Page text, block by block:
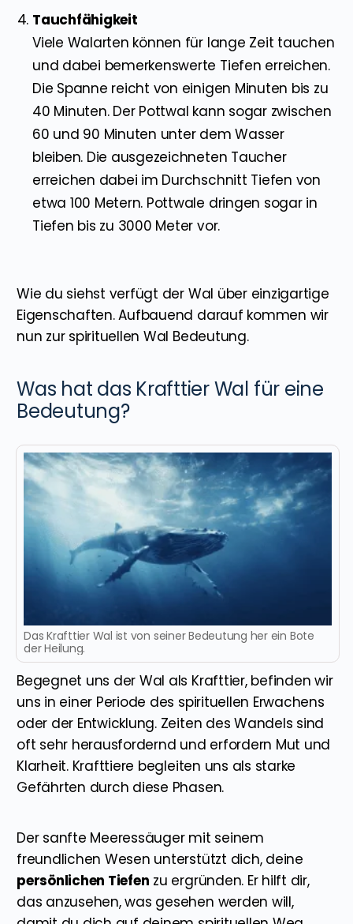
Tauchfähigkeit
Viele Walarten können für lange Zeit tauchen
und dabei bemerkenswerte Tiefen erreichen.
Die Spanne reicht von einigen Minuten bis zu
40 Minuten. Der Pottwal kann sogar zwischen
60 und 90 Minuten unter dem Wasser
bleiben. Die ausgezeichneten Taucher
erreichen dabei im Durchschnitt Tiefen von
etwa 100 Metern. Pottwale dringen sogar in
Tiefen bis zu 3000 Meter vor.
Wie du siehst verfügt der Wal über einzigartige
Eigenschaften. Aufbauend darauf kommen wir
nun zur spirituellen Wal Bedeutung.
Was hat das Krafttier Wal für eine
Bedeutung?
Das Krafttier Wal ist von seiner Bedeutung her ein Bote
der Heilung.
Begegnet uns der Wal als Krafttier, befinden wir
uns in einer Periode des spirituellen Erwachens
oder der Entwicklung. Zeiten des Wandels sind
oft sehr herausfordernd und erfordern Mut und
Klarheit. Krafttiere begleiten uns als starke
Gefährten durch diese Phasen.
Der sanfte Meeressäuger mit seinem
freundlichen Wesen unterstützt dich, deine
persönlichen Tiefen zu ergründen. Er hilft dir,
das anzusehen, was gesehen werden will,